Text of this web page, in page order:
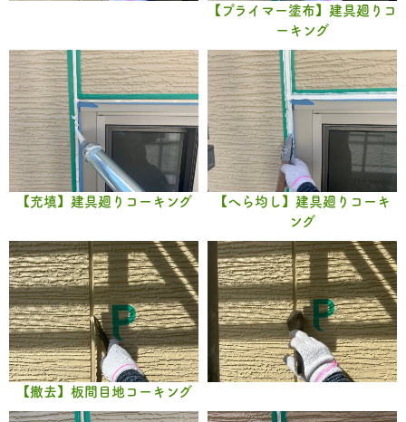
【プライマー塗布】建具廻りコ
ーキング
【充填】建具廻りコーキング
【へら均し】建具廻りコーキ
ング
【撤去】板間目地コーキング